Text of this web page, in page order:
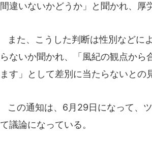
間違いないかどうか」と聞かれ、厚
また、こうした判断は性別などに
らないか聞かれ、「風紀の観点から
ます」として差別に当たらないとの
この通知は、6月29日になって、
て議論になっている。